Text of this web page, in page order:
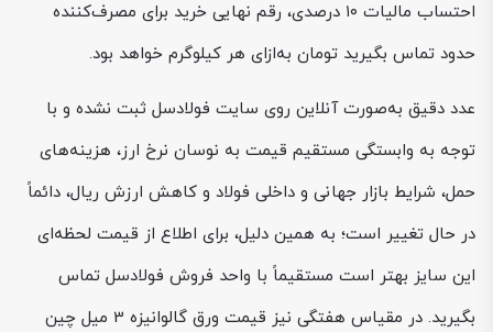
احتساب مالیات ۱۰ درصدی، رقم نهایی خرید برای مصرف‌کننده
حدود تماس بگیرید تومان به‌ازای هر کیلوگرم خواهد بود.
عدد دقیق به‌صورت آنلاین روی سایت فولادسل ثبت نشده و با
توجه به وابستگی مستقیم قیمت به نوسان نرخ ارز، هزینه‌های
حمل، شرایط بازار جهانی و داخلی فولاد و کاهش ارزش ریال، دائماً
در حال تغییر است؛ به همین دلیل، برای اطلاع از قیمت لحظه‌ای
این سایز بهتر است مستقیماً با واحد فروش فولادسل تماس
بگیرید. در مقیاس هفتگی نیز قیمت ورق گالوانیزه 3 میل چین